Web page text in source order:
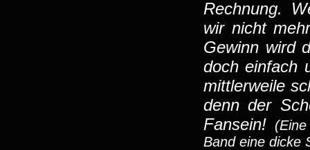
Rechnung.
wir nicht
Gewinn wird
doch einfach
mittlerweile
denn der
Fansein!
Band eine dicke